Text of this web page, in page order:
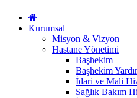
Kurumsal
Misyon & Vizyon
Hastane Yönetimi
Başhekim
Başhekim
İdari ve Mali
Sağlık Bakım